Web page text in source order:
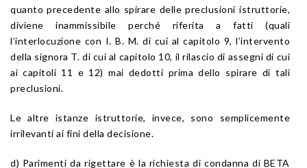
quanto precedente allo spirare delle preclusioni istruttorie,
diviene inammissibile perché riferita a fatti (quali
l’interlocuzione con I. B. M. di cui al capitolo 9, l’intervento
della signora T. di cui al capitolo 10, il rilascio di assegni di cui
ai capitoli 11 e 12) mai dedotti prima dello spirare di tali
preclusioni.
Le altre istanze istruttorie, invece, sono semplicemente
irrilevanti ai fini della decisione.
d) Parimenti da rigettare è la richiesta di condanna di BETA